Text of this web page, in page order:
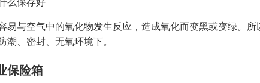
易与空气中的氧化物发生反应，造成氧化而变黑或变绿。
潮、密封、无氧环境下。
保险箱